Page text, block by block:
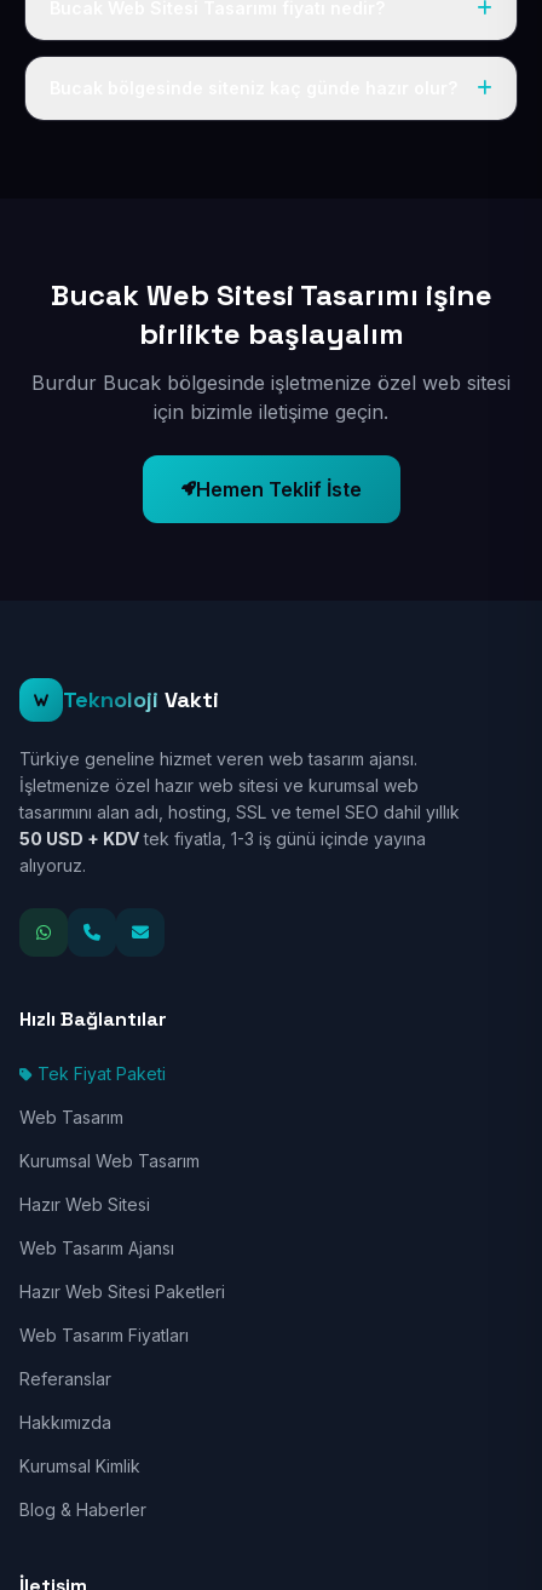
Tek fiyat uygulanır: yıllık 50 USD + KDV. Bu bedele alan
Bucak Web Sitesi Tasarımı işine
birlikte başlayalım
Burdur Bucak bölgesinde işletmenize özel web sitesi
için bizimle iletişime geçin.
Hemen Teklif İste
Teknoloji Vakti
Türkiye geneline hizmet veren web tasarım ajansı.
İşletmenize özel hazır web sitesi ve kurumsal web
tasarımını alan adı, hosting, SSL ve temel SEO dahil yıllık
50 USD + KDVtek fiyatla, 1-3 iş günü içinde yayına
alıyoruz.
Hızlı Bağlantılar
Tek Fiyat Paketi
Web Tasarım
Kurumsal Web Tasarım
Hazır Web Sitesi
Web Tasarım Ajansı
Hazır Web Sitesi Paketleri
Web Tasarım Fiyatları
Referanslar
Hakkımızda
Kurumsal Kimlik
Blog & Haberler